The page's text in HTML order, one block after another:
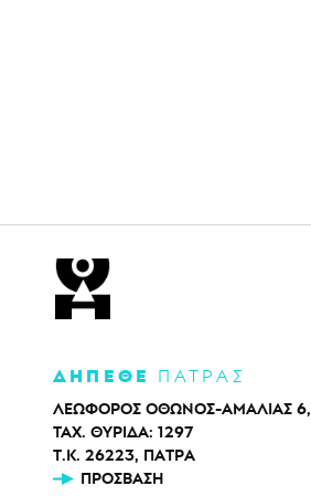
ΔΗΠΕΘΕ ΠΑΤΡΑΣ
ΛΕΩΦΟΡΟΣ ΟΘΩΝΟΣ-ΑΜΑΛΙΑΣ 6,
ΤΑΧ. ΘΥΡΙΔΑ: 1297
Τ.Κ. 26223, ΠΑΤΡΑ
ΠΡΌΣΒΑΣΗ